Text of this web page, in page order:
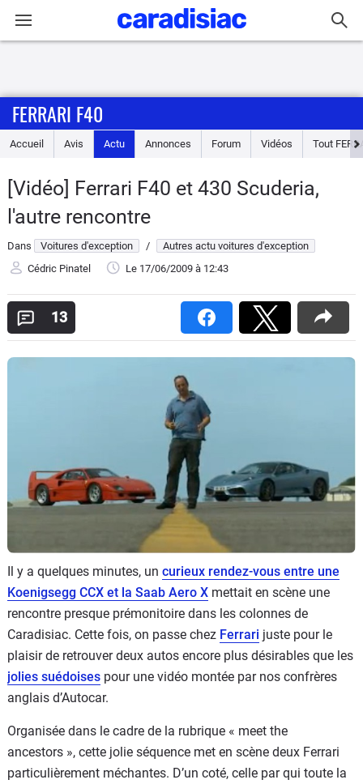
Accueil
Essais
Guide
d'achat
Electriques
Utilitaires
Forum
Marques
FERRARI F40
Accueil Avis Actu Annonces Forum Vidéos Tout
[Vidéo] Ferrari F40 et 430 Scuderia,
l'autre rencontre
Dans Voitures d'exception /
Autres actu voitures d'exception
Cédric Pinatel
Le 17/06/2009 à 12:43
13
Il y a quelques minutes, un curieux rendez-vous entre une
Koenigsegg CCX et la Saab Aero X mettait en scène une
rencontre presque prémonitoire dans les colonnes de
Caradisiac. Cette fois, on passe chez Ferrari juste pour le
plaisir de retrouver deux autos encore plus désirables que les
jolies suédoises pour une vidéo montée par nos confrères
anglais d’Autocar.
Organisée dans le cadre de la rubrique « meet the
ancestors », cette jolie séquence met en scène deux Ferrari
particulièrement méchantes. D’un coté, celle par qui toute la